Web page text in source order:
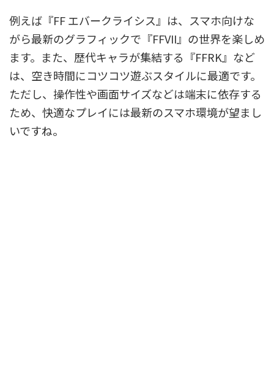
例えば『FF エバークライシス』は、スマホ向けな
がら最新のグラフィックで『FFVII』の世界を楽しめ
ます。また、歴代キャラが集結する『FFRK』など
は、空き時間にコツコツ遊ぶスタイルに最適です。
ただし、操作性や画面サイズなどは端末に依存する
ため、快適なプレイには最新のスマホ環境が望まし
いですね。